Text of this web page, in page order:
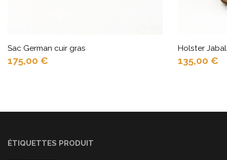
Sac German cuir gras
175,00 €
Holster
135,00 €
ÉTIQUETTES PRODUIT